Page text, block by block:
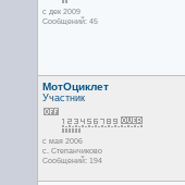
с дек 2009
Сообщений: 45
МотОциклет
Участник
с мая 2006
с. Степанчиково
Сообщений: 194